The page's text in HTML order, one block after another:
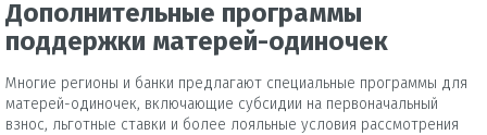
Дополнительные программы
поддержки матерей-одиночек
Многие регионы и банки предлагают специальные программы для
матерей-одиночек, включающие субсидии на первоначальный
взнос, льготные ставки и более лояльные условия рассмотрения